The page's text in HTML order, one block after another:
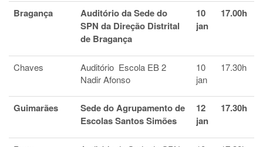
Bragança
Auditório da Sede do
SPN da Direção Distrital
de Bragança
10
jan
17.00h
Chaves
Auditório Escola EB 2
Nadir Afonso
10
jan
17.30h
Guimarães
Sede do Agrupamento de
Escolas Santos Simões
12
jan
17.30h